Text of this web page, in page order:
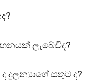
ලැබේවිද?
දුලන්‍යාගේ සතුට ද?